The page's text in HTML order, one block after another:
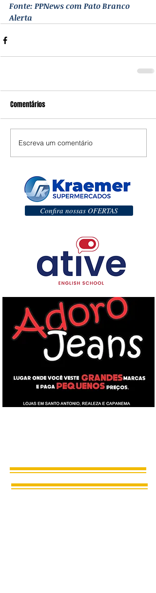
Fonte: PPNews com Pato Branco
Alerta
Comentários
Escreva um comentário
Confira nossas OFERTAS